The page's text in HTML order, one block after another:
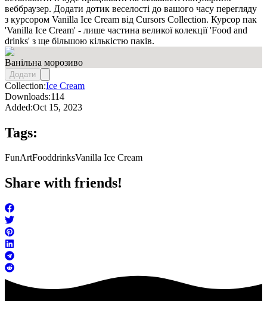
веббраузер. Додати дотик веселості до вашого часу перегляду
з курсором Vanilla Ice Cream від Cursors Collection. Курсор пак
'Vanilla Ice Cream' - лише частина великої колекції 'Food and
drinks' з ще більшою кількістю паків.
Ванільна морозиво
Додати
Collection:Ice Cream
Downloads:114
Added:Oct 15, 2023
Tags:
FunArtFooddrinksVanilla Ice Cream
Share with friends!